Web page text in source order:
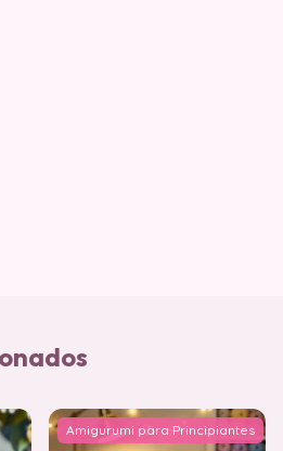
Amigurumi para Principiantes